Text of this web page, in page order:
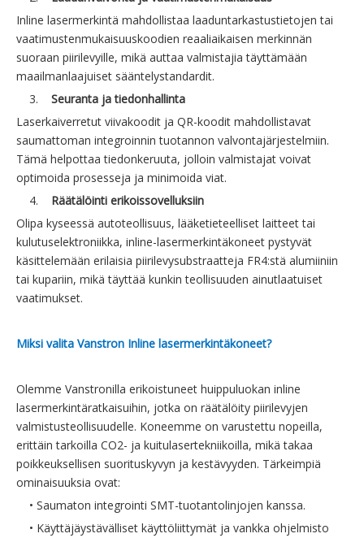
Inline lasermerkintä mahdollistaa laaduntarkastustietojen tai
vaatimustenmukaisuuskoodien reaaliaikaisen merkinnän
suoraan piirilevyille, mikä auttaa valmistajia täyttämään
maailmanlaajuiset sääntelystandardit.
3. Seuranta ja tiedonhallinta
Laserkaiverretut viivakoodit ja QR-koodit mahdollistavat
saumattoman integroinnin tuotannon valvontajärjestelmiin.
Tämä helpottaa tiedonkeruuta, jolloin valmistajat voivat
optimoida prosesseja ja minimoida viat.
4. Räätälöinti erikoissovelluksiin
Olipa kyseessä autoteollisuus, lääketieteelliset laitteet tai
kulutuselektroniikka, inline-lasermerkintäkoneet pystyvät
käsittelemään erilaisia ​​piirilevysubstraatteja FR4:stä alumiiniin
tai kupariin, mikä täyttää kunkin teollisuuden ainutlaatuiset
vaatimukset.
Miksi valita Vanstron Inline lasermerkintäkoneet?
Olemme Vanstronilla erikoistuneet huippuluokan inline
lasermerkintäratkaisuihin, jotka on räätälöity piirilevyjen
valmistusteollisuudelle. Koneemme on varustettu nopeilla,
erittäin tarkoilla CO2- ja kuitulasertekniikoilla, mikä takaa
poikkeuksellisen suorituskyvyn ja kestävyyden. Tärkeimpiä
ominaisuuksia ovat:
• Saumaton integrointi SMT-tuotantolinjojen kanssa.
• Käyttäjäystävälliset käyttöliittymät ja vankka ohjelmisto